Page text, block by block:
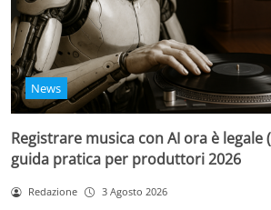
News
Registrare musica con AI ora è legale
guida pratica per produttori 2026
Redazione 3 Agosto 2026